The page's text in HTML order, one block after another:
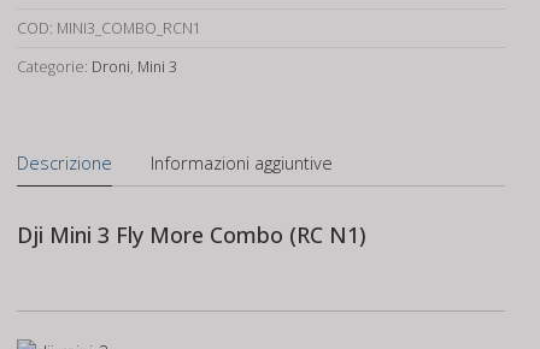
3
Combo
(RC
COD: MINI3_COMBO_RCN1
Categorie: Droni, Mini 3
Descrizione Informazioni aggiuntive
Dji Mini 3 Fly More Combo (RC N1)